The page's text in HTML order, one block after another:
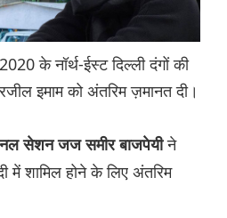
के नॉर्थ-ईस्ट दिल्ली दंगों की
इमाम को अंतरिम ज़मानत दी।
सेशन जज समीर बाजपेयीने
में शामिल होने के लिए अंतरिम